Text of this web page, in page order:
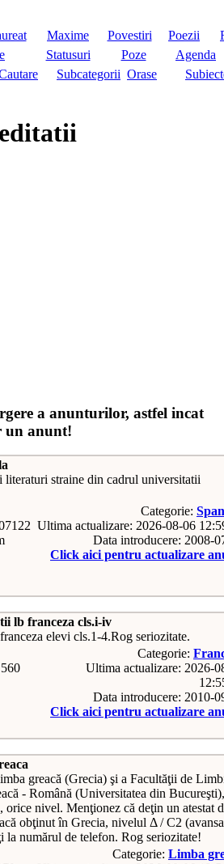
Maxime Povestiri Poezii
Statusuri Poze Agenda
Subcategorii Orase
a anunturilor, astfel incat
un anunt!
literaturi straine din cadrul universitatii
Categorie:
Ultima actualizare: 2026-08-06
Data introducere: 2008-
Click aici pentru actualizare
lb franceza cls.i-iv
elevi cls.1-4.Rog seriozitate.
Categorie:
Ultima actualizare: 2026-
Data introducere: 2010-
Click aici pentru actualizare
greacă (Grecia) şi a Facultăţii de
- Română (Universitatea din Bucureşti),
nivel. Menţionez că deţin un atestat
obţinut în Grecia, nivelul Δ / C2
la numărul de telefon. Rog seriozitate!
Categorie: Limba